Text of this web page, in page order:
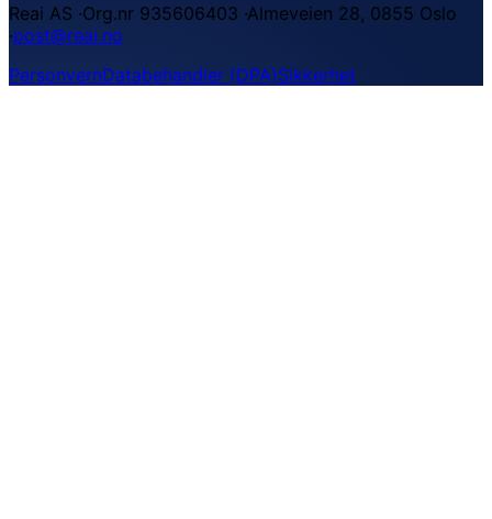
Reai AS ·Org.nr 935606403 ·Almeveien 28, 0855 Oslo
·post@reai.no
PersonvernDatabehandler (DPA)Sikkerhet